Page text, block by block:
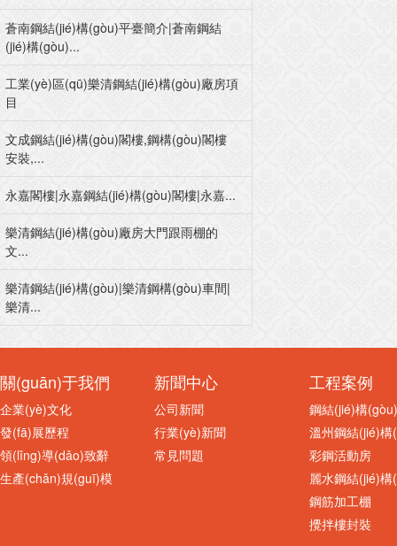
蒼南鋼結(jié)構(gòu)平臺簡介|蒼南鋼結
(jié)構(gòu)...
工業(yè)區(qū)樂清鋼結(jié)構(gòu)廠房項
目
文成鋼結(jié)構(gòu)閣樓,鋼構(gòu)閣樓
安裝,...
永嘉閣樓|永嘉鋼結(jié)構(gòu)閣樓|永嘉...
樂清鋼結(jié)構(gòu)廠房大門跟雨棚的
文...
樂清鋼結(jié)構(gòu)|樂清鋼構(gòu)車間|
樂清...
關(guān)于我們
企業(yè)文化
發(fā)展歷程
領(lǐng)導(dǎo)致辭
生產(chǎn)規(guī)模
新聞中心
公司新聞
行業(yè)新聞
常見問題
工程案例
鋼結(jié)構
溫州鋼結(jié)構
彩鋼活動房
麗水鋼結(jié)構
鋼筋加工棚
攪拌樓封裝